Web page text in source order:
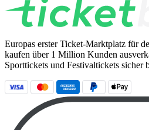
Europas erster Ticket-Marktplatz für
kaufen über 1 Million Kunden
Sporttickets und Festivaltickets sicher